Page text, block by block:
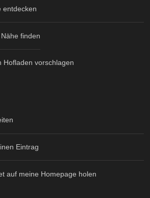
entdecken
finden
Hofladen vorschlagen
Eintrag
auf meine Homepage holen